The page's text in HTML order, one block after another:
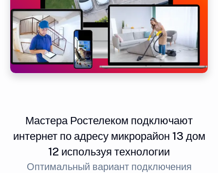
Мастера Ростелеком подключают
интернет по адресу микрорайон 13 дом
12 используя технологии
Оптимальный вариант подключения